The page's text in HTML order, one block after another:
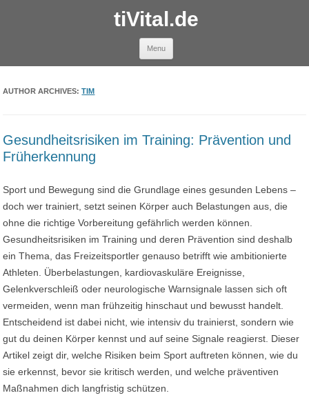
tiVital.de
Menu
AUTHOR ARCHIVES:TIM
Gesundheitsrisiken im Training: Prävention und
Früherkennung
Sport und Bewegung sind die Grundlage eines gesunden Lebens –
doch wer trainiert, setzt seinen Körper auch Belastungen aus, die
ohne die richtige Vorbereitung gefährlich werden können.
Gesundheitsrisiken im Training und deren Prävention sind deshalb
ein Thema, das Freizeitsportler genauso betrifft wie ambitionierte
Athleten. Überbelastungen, kardiovaskuläre Ereignisse,
Gelenkverschleiß oder neurologische Warnsignale lassen sich oft
vermeiden, wenn man frühzeitig hinschaut und bewusst handelt.
Entscheidend ist dabei nicht, wie intensiv du trainierst, sondern wie
gut du deinen Körper kennst und auf seine Signale reagierst. Dieser
Artikel zeigt dir, welche Risiken beim Sport auftreten können, wie du
sie erkennst, bevor sie kritisch werden, und welche präventiven
Maßnahmen dich langfristig schützen.